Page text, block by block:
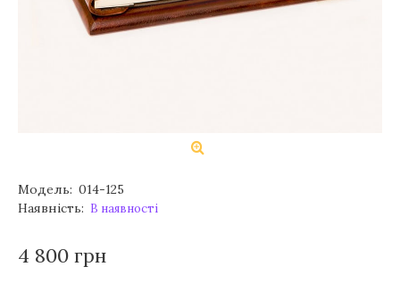
Модель: 014-125
Наявність: В наявності
4 800 грн